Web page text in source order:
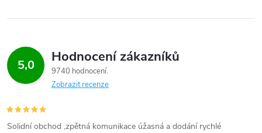
5,0 Hodnocení zákazníků
9740 hodnocení
Zobrazit recenze
Solidní obchod ,zpětná komunikace úžasná a dodání rychlé